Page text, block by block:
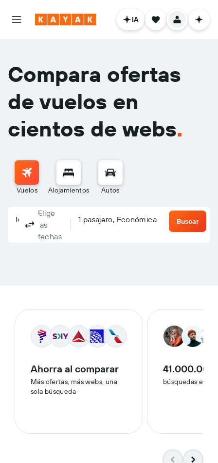
IA
Compara ofertas
de vuelos en
cientos de webs.
Vuelos Alojamientos Autos
Ida y vuelta Solo ida Multidestino
Columbus, OH, Estados Unidos - Puerto Columbus
Destino
Elige
las
fechas
1 pasajero, Económica Buscar
Ahorra al comparar
Más ofertas, más webs, una
sola búsqueda
búsquedas esta